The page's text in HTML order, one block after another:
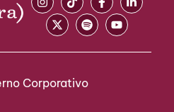
de la página WEB de
y del FOMAG con servicios de
los Docentes. Renovación
Proyecto de Seguridad de la
Primer Patrimonio Autónomo de
– Producto de Liquidación
Corporativo